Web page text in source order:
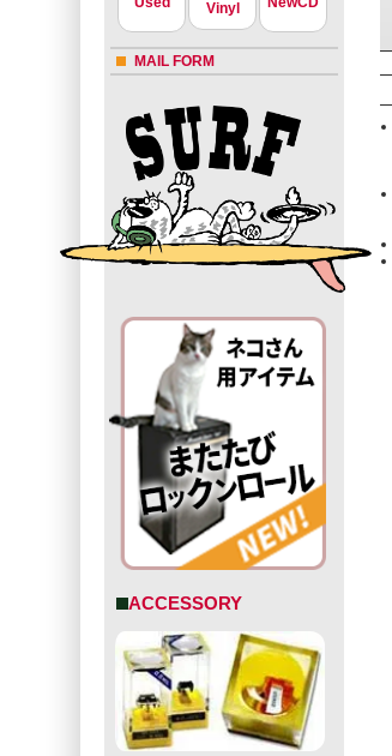
Vinyl
MAIL FORM
ACCESSORY